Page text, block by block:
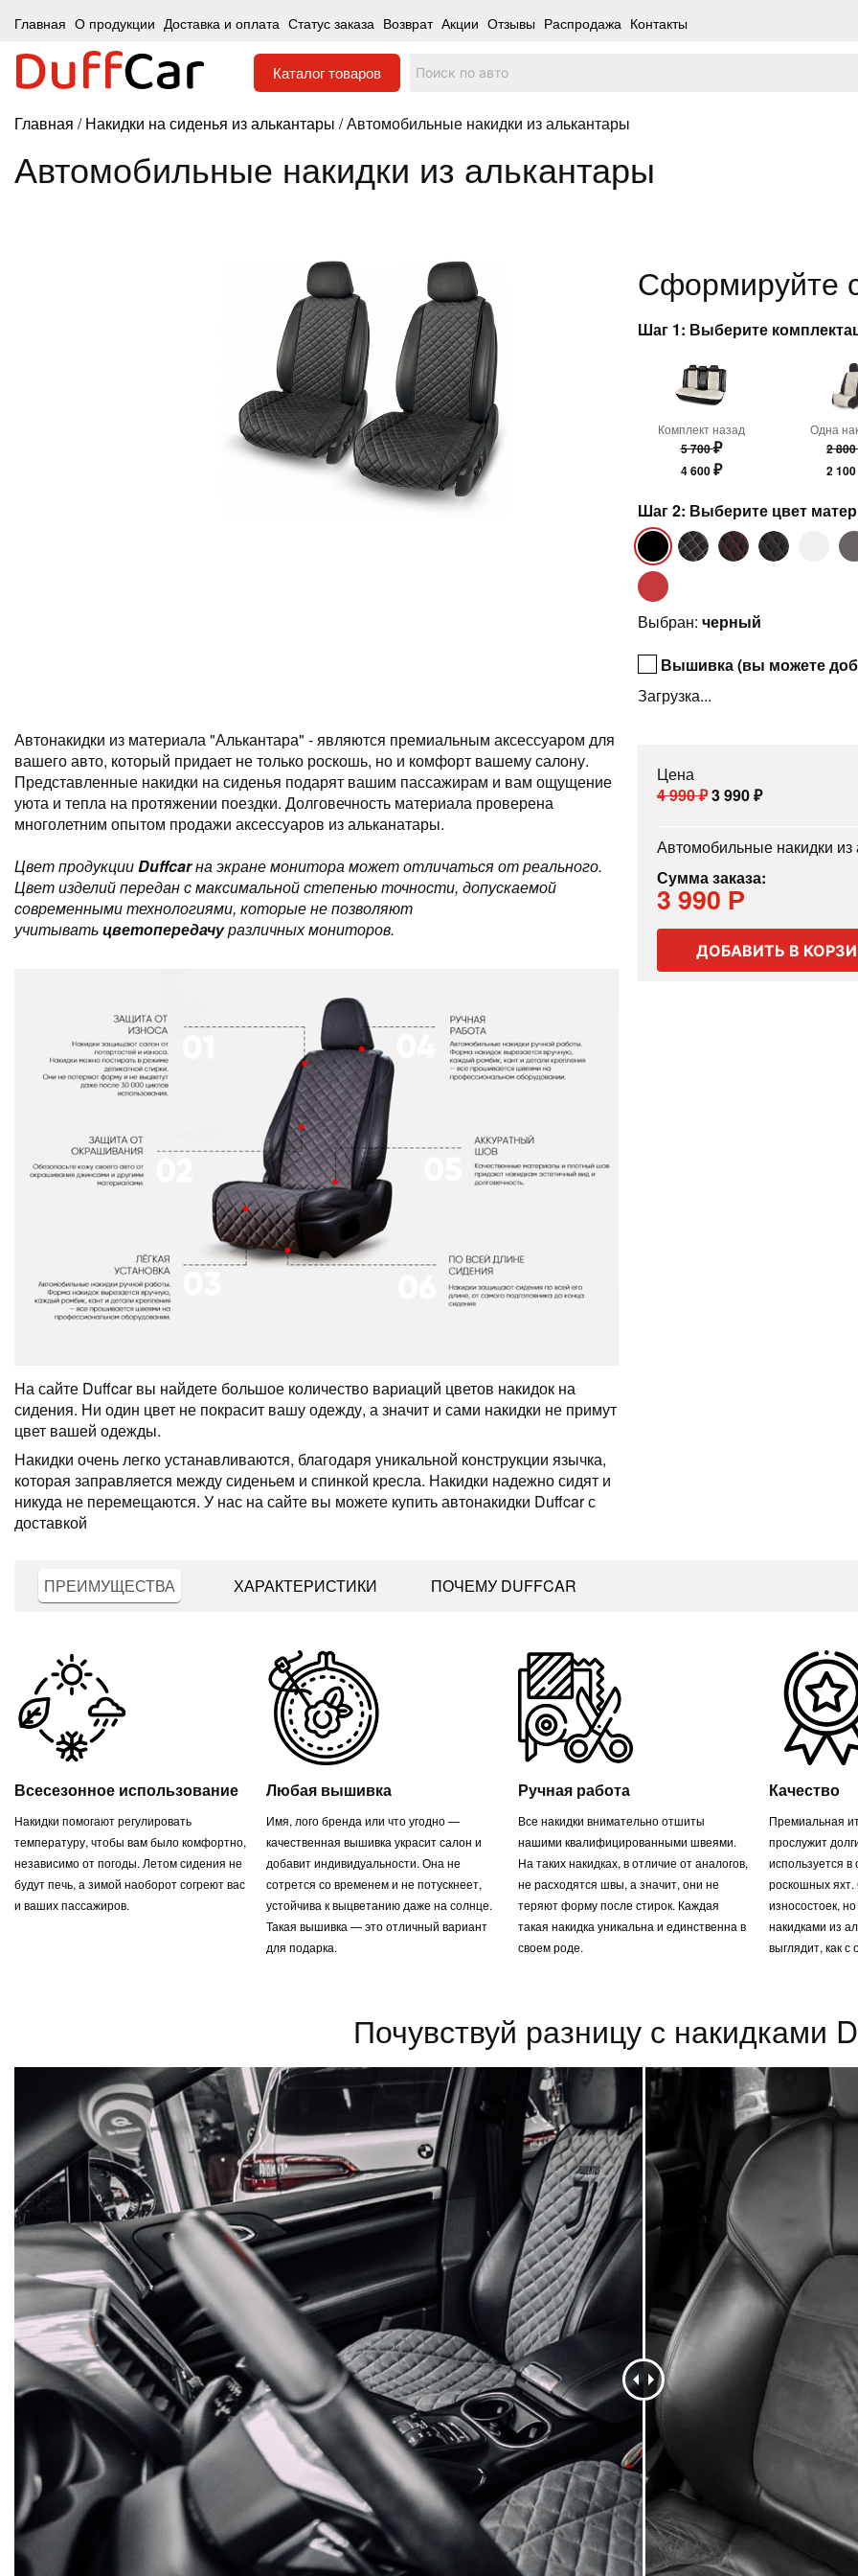
Главная О продукции Доставка и оплата Статус заказа Возврат Акции Отзывы Распродажа Контакты
Каталогтоваров
Главная /Накидки на сиденья из алькантары / Автомобильные накидки из алькантары
Автомобильные накидки из алькантары
Автонакидки из материала "Алькантара" - являются премиальным аксессуаром для
вашего авто, который придает не только роскошь, но и комфорт вашему салону.
Представленные накидки на сиденья подарят вашим пассажирам и вам ощущение
уюта и тепла на протяжении поездки. Долговечность материала проверена
многолетним опытом продажи аксессуаров из альканатары.
Цвет продукцииDuffcarна экране монитора может отличаться от реального.
Цвет изделий передан с максимальной степенью точности, допускаемой
современными технологиями, которые не позволяют
учитыватьцветопередачуразличных мониторов.
На сайте Duffcar вы найдете большое количество вариаций цветов накидок на
сидения. Ни один цвет не покрасит вашу одежду, а значит и сами накидки не примут
цвет вашей одежды.
Накидки очень легко устанавливаются, благодаря уникальной конструкции язычка,
которая заправляется между сиденьем и спинкой кресла. Накидки надежно сидят и
никуда не перемещаются. У нас на сайте вы можете купить автонакидки Duffcar с
доставкой
Сформируйте
Шаг 1: Выберите
Комплект назад
5 700₽
4 600₽
Одна
2
2
Шаг 2: Выберите цвет
Выбран: черный
Вышивка (вы можете
Загрузка...
Цена
4 990₽3 990₽
Автомобильные накидки
Сумма заказа:
3 990 Р
ДОБАВИТЬ В
ПРЕИМУЩЕСТВА ХАРАКТЕРИСТИКИ ПОЧЕМУ DUFFCAR
Всесезонное использование
Накидки помогают регулировать
температуру, чтобы вам было комфортно,
независимо от погоды. Летом сидения не
будут печь, а зимой наоборот согреют вас
и ваших пассажиров.
Любая вышивка
Имя, лого бренда или что угодно —
качественная вышивка украсит салон и
добавит индивидуальности. Она не
сотрется со временем и не потускнеет,
устойчива к выцветанию даже на солнце.
Такая вышивка — это отличный вариант
для подарка.
Ручная работа
Все накидки внимательно отшиты
нашими квалифицированными швеями.
На таких накидках, в отличие от аналогов,
не расходятся швы, а значит, они не
теряют форму после стирок. Каждая
такая накидка уникальна и единственна в
своем роде.
Качество
Премиальная
прослужит
используется
роскошных яхт.
износостоек,
накидками из
выглядит, как с
Почувствуй разницу с накидками